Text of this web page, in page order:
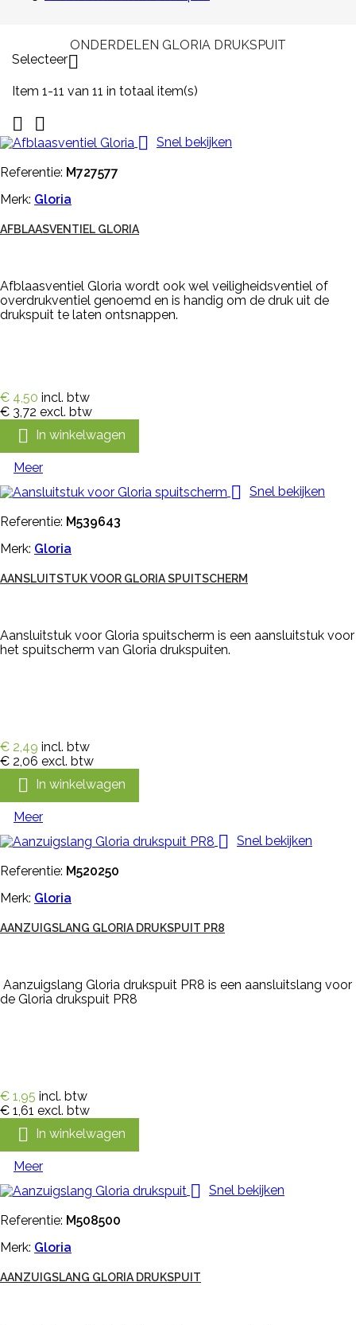
ONDERDELEN GLORIA DRUKSPUIT
Selecteer
Item 1-11 van 11 in totaal item(s)


 Snel bekijken
Referentie: M727577
Merk: Gloria
AFBLAASVENTIEL GLORIA
Afblaasventiel Gloria wordt ook wel veiligheidsventiel of
overdrukventiel genoemd en is handig om de druk uit de
drukspuit te laten ontsnappen.
€ 4,50 incl. btw
€ 3,72 excl. btw
 In winkelwagen
Meer
 Snel bekijken
Referentie: M539643
Merk: Gloria
AANSLUITSTUK VOOR GLORIA SPUITSCHERM
Aansluitstuk voor Gloria spuitscherm is een aansluitstuk voor
het spuitscherm van Gloria drukspuiten.
€ 2,49 incl. btw
€ 2,06 excl. btw
 In winkelwagen
Meer
 Snel bekijken
Referentie: M520250
Merk: Gloria
AANZUIGSLANG GLORIA DRUKSPUIT PR8
Aanzuigslang Gloria drukspuit PR8 is een aansluitslang voor
de Gloria drukspuit PR8
€ 1,95 incl. btw
€ 1,61 excl. btw
 In winkelwagen
Meer
 Snel bekijken
Referentie: M508500
Merk: Gloria
AANZUIGSLANG GLORIA DRUKSPUIT